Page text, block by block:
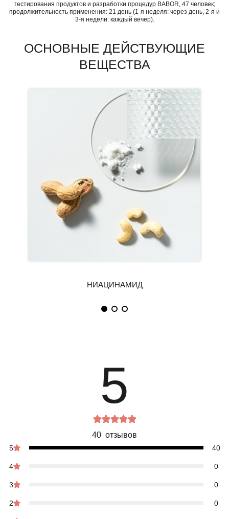
тестирования продуктов и разработки процедур BABOR, 47 человек;
продолжительность применения: 21 день (1-я неделя: через день, 2-я и
3-я недели: каждый вечер).
ОСНОВНЫЕ ДЕЙСТВУЮЩИЕ
ВЕЩЕСТВА
5
40 отзывов
5 40
4 0
3 0
2 0